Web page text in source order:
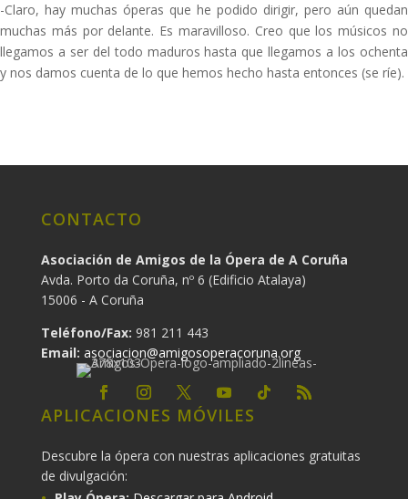
-Claro, hay muchas óperas que he podido dirigir, pero aún quedan
muchas más por delante. Es maravilloso. Creo que los músicos no
llegamos a ser del todo maduros hasta que llegamos a los ochenta
y nos damos cuenta de lo que hemos hecho hasta entonces (se ríe).
CONTACTO
Asociación de Amigos de la Ópera de A Coruña
Avda. Porto da Coruña, nº 6 (Edificio Atalaya)
15006 - A Coruña
Teléfono/Fax: 981 211 443
Email: asociacion@amigosoperacoruna.org
APLICACIONES MÓVILES
Descubre la ópera con nuestras aplicaciones gratuitas
de divulgación: